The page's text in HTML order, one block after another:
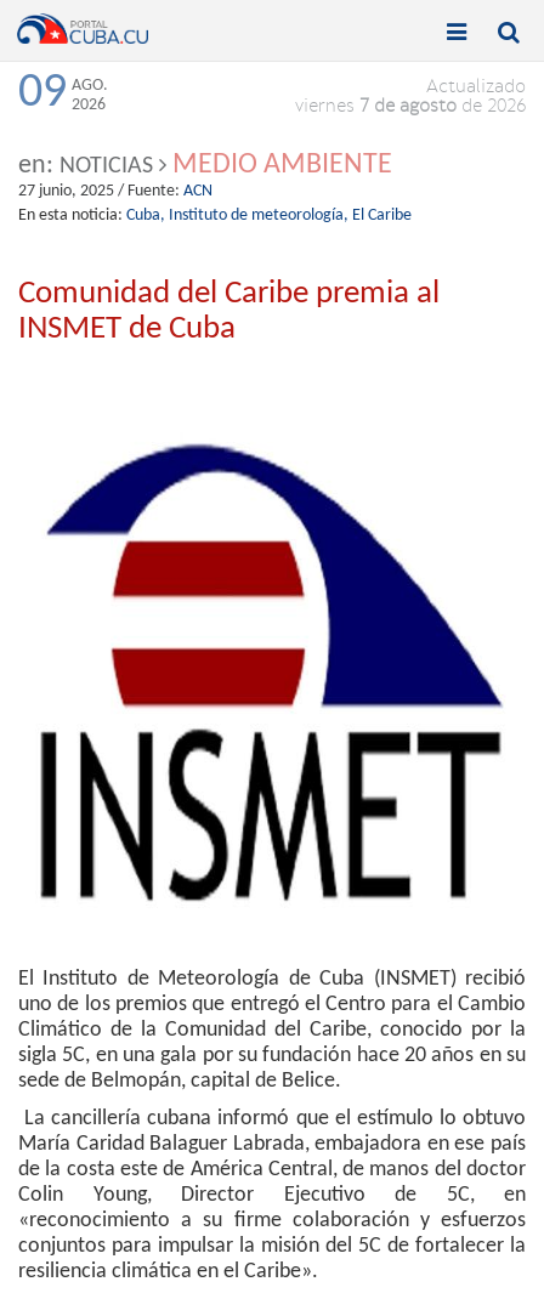
Toggle

Toggle

09 AGO.
2026
Actualizado
viernes 7 de agosto de 2026
en: NOTICIAS MEDIO AMBIENTE
27 junio, 2025 / Fuente: ACN
En esta noticia: Cuba, Instituto de meteorología, El Caribe
Comunidad del Caribe premia al
INSMET de Cuba
El Instituto de Meteorología de Cuba (INSMET) recibió
uno de los premios que entregó el Centro para el Cambio
Climático de la Comunidad del Caribe, conocido por la
sigla 5C, en una gala por su fundación hace 20 años en su
sede de Belmopán, capital de Belice.
La cancillería cubana informó que el estímulo lo obtuvo
María Caridad Balaguer Labrada, embajadora en ese país
de la costa este de América Central, de manos del doctor
Colin Young, Director Ejecutivo de 5C, en
«reconocimiento a su firme colaboración y esfuerzos
conjuntos para impulsar la misión del 5C de fortalecer la
resiliencia climática en el Caribe».